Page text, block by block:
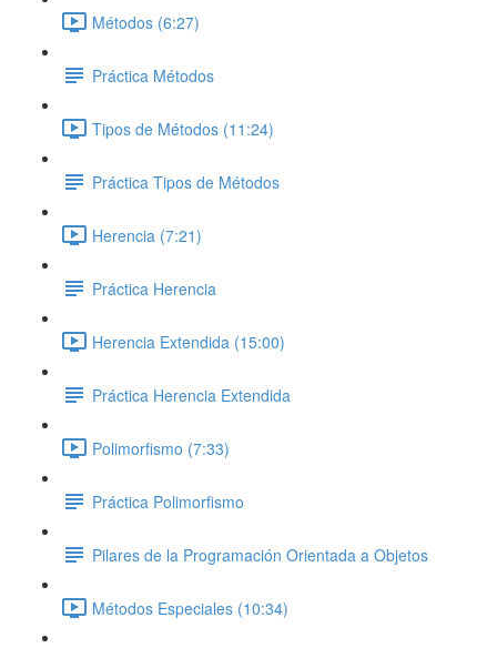
Métodos (6:27)
Práctica Métodos
Tipos de Métodos (11:24)
Práctica Tipos de Métodos
Herencia (7:21)
Práctica Herencia
Herencia Extendida (15:00)
Práctica Herencia Extendida
Polimorfismo (7:33)
Práctica Polimorfismo
Pilares de la Programación Orientada a Objetos
Métodos Especiales (10:34)